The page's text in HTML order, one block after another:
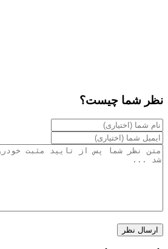
نظر شما چیست؟